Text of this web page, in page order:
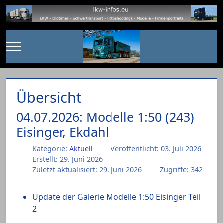
Mobile Menu Toggle
Übersicht
04.07.2026: Modelle 1:50 (243)
Eisinger, Ekdahl
Kategorie: Aktuell
Veröffentlicht: 03. Juli 2026
Erstellt: 29. Juni 2026
Zuletzt aktualisiert: 29. Juni 2026
Zugriffe: 342
Update der Galerie Modelle 1:50 Eisinger Teil
2